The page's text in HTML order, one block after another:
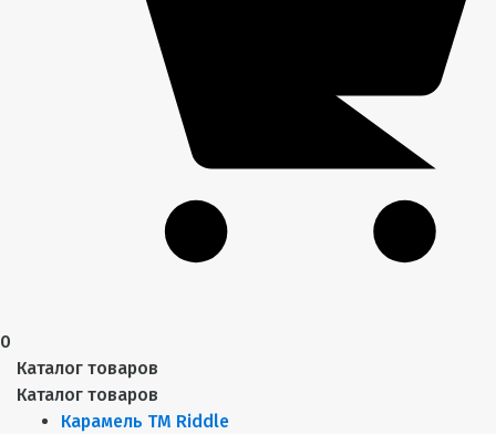
0
Каталог товаров
Каталог товаров
Карамель ТМ Riddle